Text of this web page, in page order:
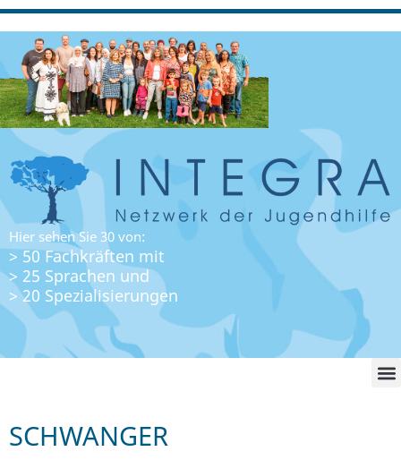
Hier sehen Sie 30 von:
> 50 Fachkräften mit
> 25 Sprachen und
> 20 Spezialisierungen
SCHWANGER